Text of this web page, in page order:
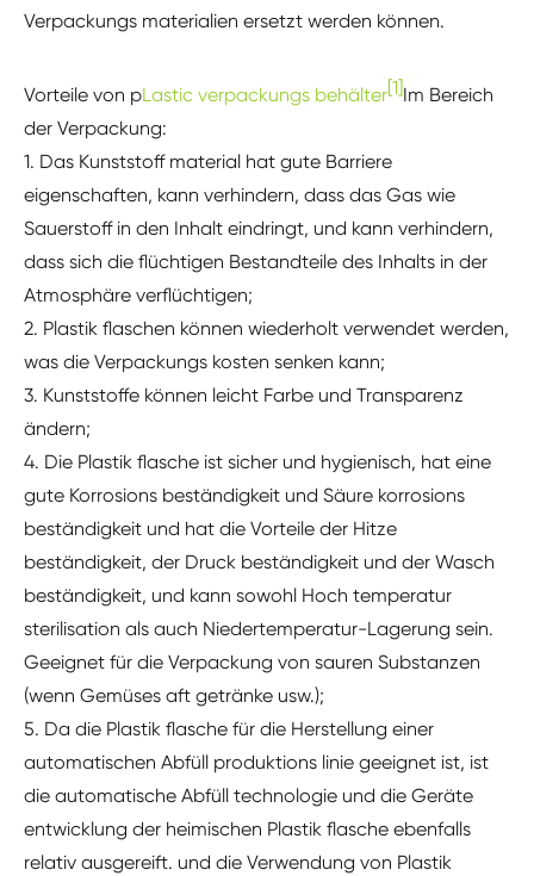
Verpackungs materialien ersetzt werden können.
Vorteile von pLastic verpackungs behälter[1]Im Bereich
der Verpackung:
1. Das Kunststoff material hat gute Barriere
eigenschaften, kann verhindern, dass das Gas wie
Sauerstoff in den Inhalt eindringt, und kann verhindern,
dass sich die flüchtigen Bestandteile des Inhalts in der
Atmosphäre verflüchtigen;
2. Plastik flaschen können wiederholt verwendet werden,
was die Verpackungs kosten senken kann;
3. Kunststoffe können leicht Farbe und Transparenz
ändern;
4. Die Plastik flasche ist sicher und hygienisch, hat eine
gute Korrosions beständigkeit und Säure korrosions
beständigkeit und hat die Vorteile der Hitze
beständigkeit, der Druck beständigkeit und der Wasch
beständigkeit, und kann sowohl Hoch temperatur
sterilisation als auch Niedertemperatur-Lagerung sein.
Geeignet für die Verpackung von sauren Substanzen
(wenn Gemüses aft getränke usw.);
5. Da die Plastik flasche für die Herstellung einer
automatischen Abfüll produktions linie geeignet ist, ist
die automatische Abfüll technologie und die Geräte
entwicklung der heimischen Plastik flasche ebenfalls
relativ ausgereift. und die Verwendung von Plastik